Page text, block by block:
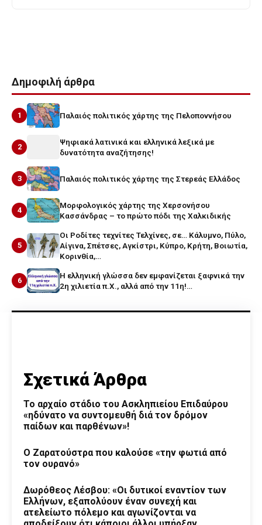
Δημοφιλή άρθρα
1 Παλαιός πολιτικός χάρτης της Πελοποννήσου
2
Ψηφιακά λατινικά και ελληνικά λεξικά με
δυνατότητα αναζήτησης!
3 Παλαιός πολιτικός χάρτης της Στερεάς Ελλάδος
4
Μορφολογικός χάρτης της Χερσονήσου
Κασσάνδρας – το πρώτο πόδι της Χαλκιδικής
5
Οι Ροδίτες τεχνίτες Τελχίνες, σε… Κάλυμνο, Πύλο,
Αίγινα, Σπέτσες, Αγκίστρι, Κύπρο, Κρήτη, Βοιωτία,
Κορινθία,…
6
Η ελληνική γλώσσα δεν εμφανίζεται ξαφνικά την
2η χιλιετία π.Χ., αλλά από την 11η!…
Σχετικά Άρθρα
Το αρχαίο στάδιο του Ασκληπιείου Επιδαύρου
«ηδύνατο να συντομευθή διά τον δρόμον
παίδων και παρθένων»!
Ο Ζαρατούστρα που καλούσε «την φωτιά από
τον ουρανό»
Δωρόθεος Λέσβου: «Οι δυτικοί εναντίον των
Ελλήνων, εξαπολύουν έναν συνεχή και
ατελείωτο πόλεμο και αγωνίζονται να